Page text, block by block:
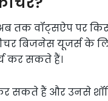
तक वॉट्सऐप पर
बिजनेस यूजर्स के
कर सकते हैं।
सकते हैं और उनसे